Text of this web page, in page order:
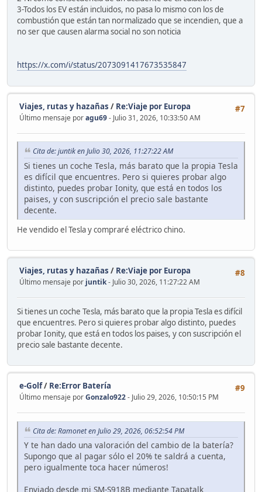
3-Todos los EV están incluidos, no pasa lo mismo con los de
combustión que están tan normalizado que se incendien, que a
no ser que causen alarma social no son noticia
https://x.com/i/status/2073091417673535847
#7
Viajes, rutas y hazañas / Re:Viaje por Europa
Último mensaje poragu69- Julio 31, 2026, 10:33:50 AM
Cita de: juntik en Julio 30, 2026, 11:27:22 AM
Si tienes un coche Tesla, más barato que la propia Tesla
es difícil que encuentres. Pero si quieres probar algo
distinto, puedes probar Ionity, que está en todos los
paises, y con suscripción el precio sale bastante
decente.
He vendido el Tesla y compraré eléctrico chino.
#8
Viajes, rutas y hazañas / Re:Viaje por Europa
Último mensaje por juntik- Julio 30, 2026, 11:27:22 AM
Si tienes un coche Tesla, más barato que la propia Tesla es difícil
que encuentres. Pero si quieres probar algo distinto, puedes
probar Ionity, que está en todos los paises, y con suscripción el
precio sale bastante decente.
#9
e-Golf/ Re:Error Batería
Último mensaje porGonzalo922- Julio 29, 2026, 10:50:15 PM
Cita de: Ramonet en Julio 29, 2026, 06:52:54 PM
Y te han dado una valoración del cambio de la batería?
Supongo que al pagar sólo el 20% te saldrá a cuenta,
pero igualmente toca hacer números!
Enviado desde mi SM-S918B mediante Tapatalk